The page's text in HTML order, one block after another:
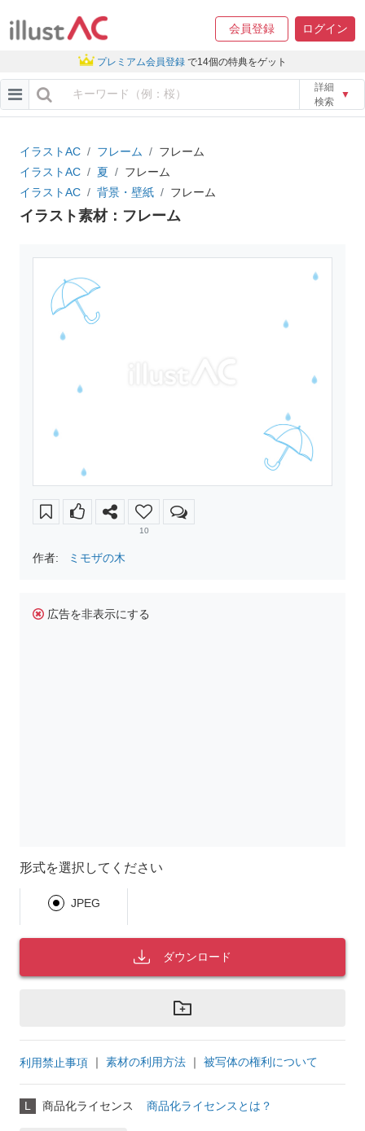
会員登録 ログイン
プレミアム会員登録 で14個の特典をゲット
詳細
検索
▼
イラストAC フレーム
フレーム
イラストAC
夏
フレーム
イラストAC
背景・壁紙 フレーム
イラスト素材：フレーム
10
作者: ミモザの木
広告を非表示にする
形式を選択してください
JPEG
ダウンロード
利用禁止事項 ｜ 素材の利用方法 ｜ 被写体の権利について
L 商品化ライセンス 商品化ライセンスとは？